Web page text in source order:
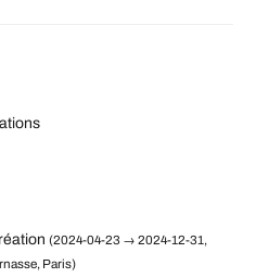
(2024-04-23 → 2024-12-31,
Paris)